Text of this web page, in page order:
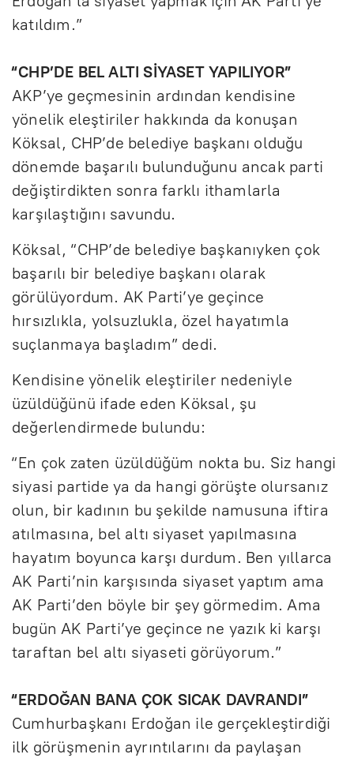
katıldım.”
“CHP’DE BEL ALTI SİYASET YAPILIYOR”
AKP’ye geçmesinin ardından kendisine
yönelik eleştiriler hakkında da konuşan
Köksal, CHP’de belediye başkanı olduğu
dönemde başarılı bulunduğunu ancak parti
değiştirdikten sonra farklı ithamlarla
karşılaştığını savundu.
Köksal, “CHP’de belediye başkanıyken çok
başarılı bir belediye başkanı olarak
görülüyordum. AK Parti’ye geçince
hırsızlıkla, yolsuzlukla, özel hayatımla
suçlanmaya başladım” dedi.
Kendisine yönelik eleştiriler nedeniyle
üzüldüğünü ifade eden Köksal, şu
değerlendirmede bulundu:
“En çok zaten üzüldüğüm nokta bu. Siz hangi
siyasi partide ya da hangi görüşte olursanız
olun, bir kadının bu şekilde namusuna iftira
atılmasına, bel altı siyaset yapılmasına
hayatım boyunca karşı durdum. Ben yıllarca
AK Parti’nin karşısında siyaset yaptım ama
AK Parti’den böyle bir şey görmedim. Ama
bugün AK Parti’ye geçince ne yazık ki karşı
taraftan bel altı siyaseti görüyorum.”
“ERDOĞAN BANA ÇOK SICAK DAVRANDI”
Cumhurbaşkanı Erdoğan ile gerçekleştirdiği
ilk görüşmenin ayrıntılarını da paylaşan